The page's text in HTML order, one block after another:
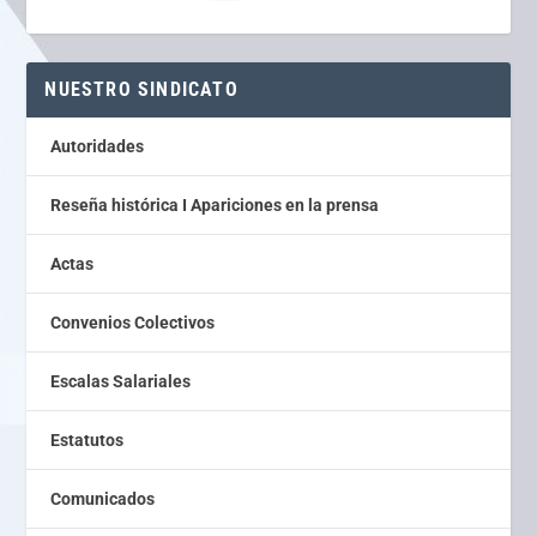
NUESTRO SINDICATO
Autoridades
Reseña histórica I Apariciones en la prensa
Actas
Convenios Colectivos
Escalas Salariales
Estatutos
Comunicados